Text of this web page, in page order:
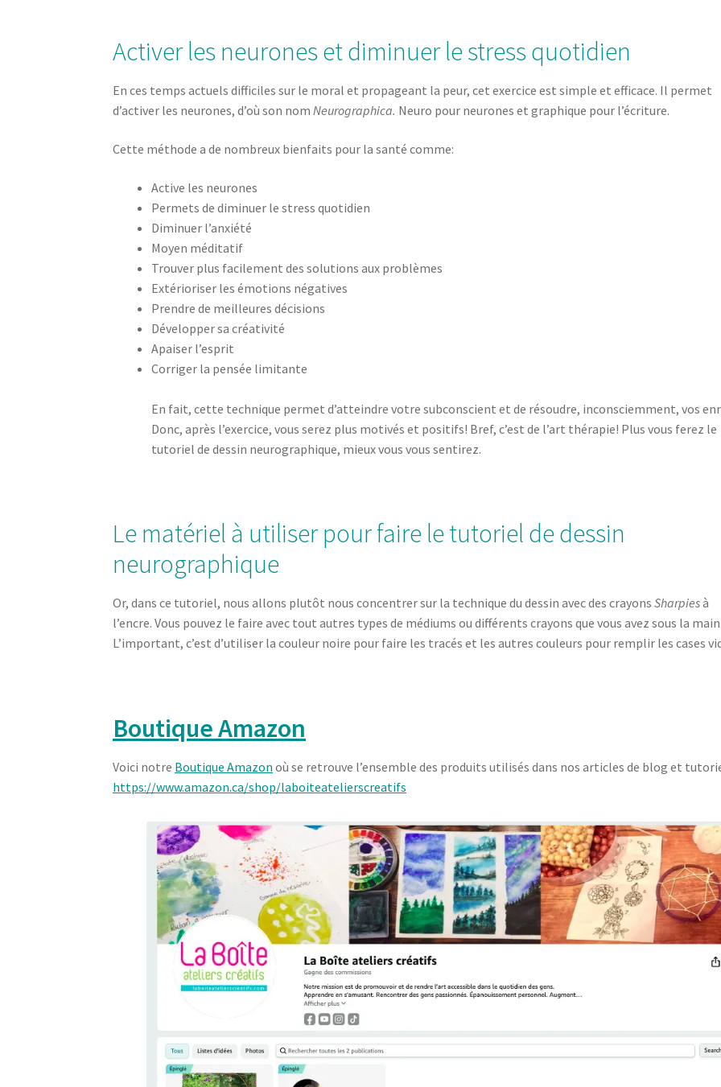
Activer les neurones et diminuer le stress quotidien
En ces temps actuels difficiles sur le moral et propageant la peur, cet exercice est simple et efficace. Il permet
d’activer les neurones, d’où son nomNeurographica. Neuro pour neurones et graphique pour l’écriture.
Cette méthode a de nombreux bienfaits pour la santé comme:
Active les neurones
Permets de diminuer le stress quotidien
Diminuer l’anxiété
Moyen méditatif
Trouver plus facilement des solutions aux problèmes
Extérioriser les émotions négatives
Prendre de meilleures décisions
Développer sa créativité
Apaiser l’esprit
Corriger la pensée limitante
En fait, cette technique permet d’atteindre votre subconscient et de résoudre, inconsciemment, vos
Donc, après l’exercice, vous serez plus motivés et positifs! Bref, c’est de l’art thérapie! Plus vous ferez le
tutoriel de dessin neurographique, mieux vous vous sentirez.
Le matériel à utiliser pour faire le tutoriel de dessin
neurographique
Or, dans ce tutoriel, nous allons plutôt nous concentrer sur la technique du dessin avec des crayonsSharpiesà
l’encre. Vous pouvez le faire avec tout autres types de médiums ou différents crayons que vous avez sous la
L’important, c’est d’utiliser la couleur noire pour faire les tracés et les autres couleurs pour remplir les cases
Boutique Amazon
Voici notre Boutique Amazon où se retrouve l’ensemble des produits utilisés dans nos articles de blog et
https://www.amazon.ca/shop/laboiteatelierscreatifs